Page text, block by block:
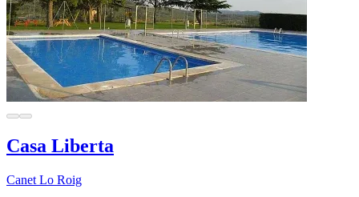
Casa Liberta
Canet Lo Roig